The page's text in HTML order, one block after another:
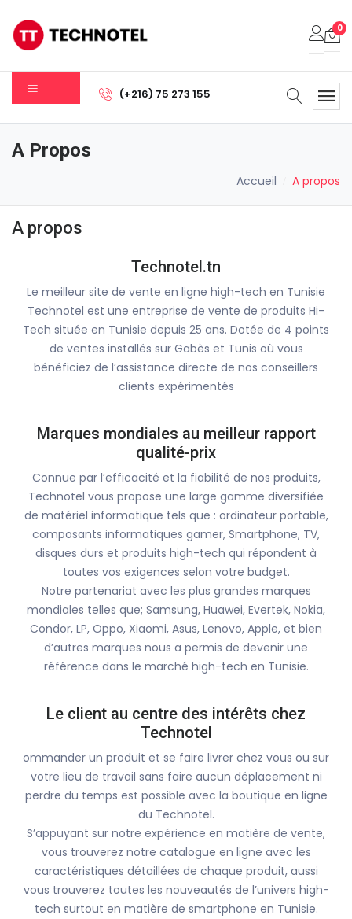
0
(+216) 75 273 155
A Propos
Accueil A propos
A propos
Technotel.tn
Le meilleur site de vente en ligne high-tech en Tunisie
Technotel est une entreprise de vente de produits Hi-
Tech située en Tunisie depuis 25 ans. Dotée de 4 points
de ventes installés sur Gabès et Tunis où vous
bénéficiez de l’assistance directe de nos conseillers
clients expérimentés
Marques mondiales au meilleur rapport
qualité-prix
Connue par l’efficacité et la fiabilité de nos produits,
Technotel vous propose une large gamme diversifiée
de matériel informatique tels que : ordinateur portable,
composants informatiques gamer, Smartphone, TV,
disques durs et produits high-tech qui répondent à
toutes vos exigences selon votre budget.
Notre partenariat avec les plus grandes marques
mondiales telles que; Samsung, Huawei, Evertek, Nokia,
Condor, LP, Oppo, Xiaomi, Asus, Lenovo, Apple, et bien
d’autres marques nous a permis de devenir une
référence dans le marché high-tech en Tunisie.
Le client au centre des intérêts chez
Technotel
ommander un produit et se faire livrer chez vous ou sur
votre lieu de travail sans faire aucun déplacement ni
perdre du temps est possible avec la boutique en ligne
du Technotel.
S’appuyant sur notre expérience en matière de vente,
vous trouverez notre catalogue en ligne avec les
caractéristiques détaillées de chaque produit, aussi
vous trouverez toutes les nouveautés de l’univers high-
tech surtout en matière de smartphone en Tunisie.